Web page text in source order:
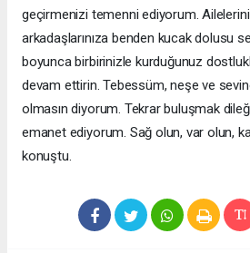
geçirmenizi temenni ediyorum.
arkadaşlarınıza benden kucak dolusu
boyunca birbirinizle kurduğunuz
devam ettirin. Tebessüm, neşe ve
olmasın diyorum. Tekrar buluşmak
emanet ediyorum. Sağ olun, var olun,
konuştu.